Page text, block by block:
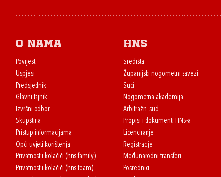
O nama
Povijest
Uspjesi
Predsjednik
Glavni tajnik
Izvršni odbor
Skupština
Pristup informacijama
Opći uvjeti korištenja
Privatnost i kolačići (hns.family)
Privatnost i kolačići (hns.team)
HNS
Središta
Županijski nogometni savezi
Suci
Nogometna akademija
Arbitražni sud
Propisi i dokumenti HNS-a
Licenciranje
Registracije
Međunarodni transferi
Posrednici